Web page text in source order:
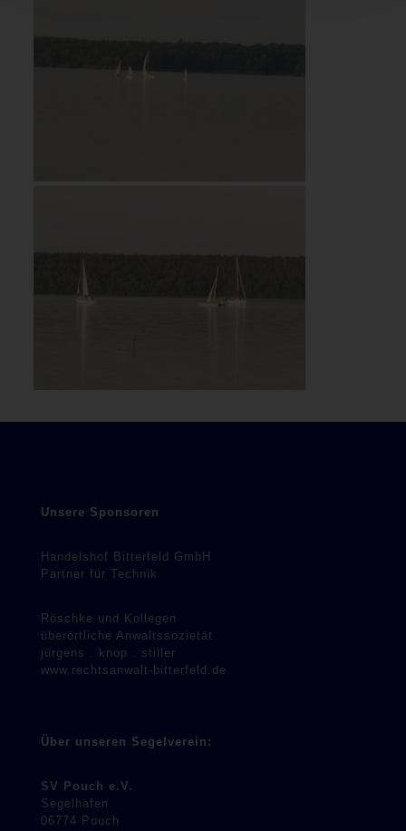
Unsere Sponsoren
Handelshof Bitterfeld GmbH
Partner für Technik
Röschke und Kollegen
überörtliche Anwaltssozietät
jürgens . knop . stiller
www.rechtsanwalt-bitterfeld.de
Über unseren Segelverein:
SV Pouch e.V.
Segelhafen
06774 Pouch